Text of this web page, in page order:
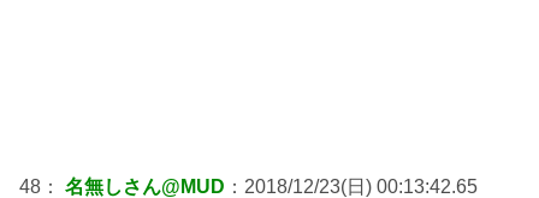
48： 名無しさん@MUD ：2018/12/23(日) 00:13:42.65